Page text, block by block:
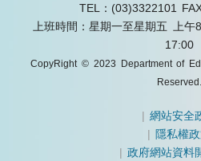
TEL：(03)3322101
上班時間：星期一至星期五 上
17:00
CopyRight © 2023 Department of
Reserved.
|網站安全
| 隱私權
|政府網站資料